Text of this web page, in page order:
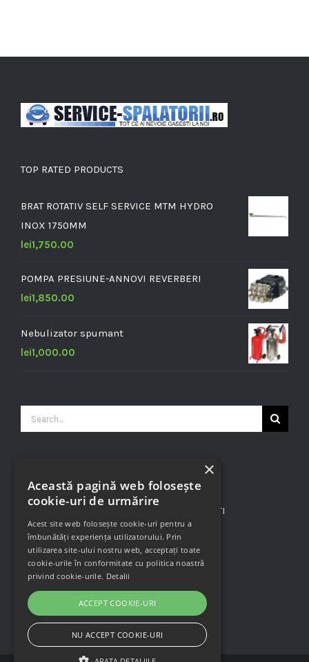
TOP RATED PRODUCTS
BRAT ROTATIV SELF SERVICE MTM HYDRO
INOX 1750MM
lei1,750.00
POMPA PRESIUNE-ANNOVI REVERBERI
lei1,850.00
Nebulizator spumant
lei1,000.00
Search
for:
B-bul. Nicolae Grigorescu Nr. 5, BUCURESTI
Phone:+40724 897 885
Mobile:+40771 259 758
Email: contact@service-spalatorii.ro
Această pagină web folosește
cookie-uri de urmărire
Acest site web folosește cookie-uri pentru a
îmbunătăți experiența utilizatorului. Prin
utilizarea site-ului nostru web, acceptați toate
cookie-urile în conformitate cu politica noastră
privind cookie-urile. Detalii
ACCEPT COOKIE-URI
NU ACCEPT COOKIE-URI
×